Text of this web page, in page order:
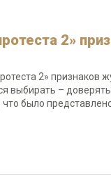
2»
2» признаков
–
было